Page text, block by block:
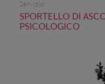
Servizio
SPORTELLO DI
PSICOLOGICO